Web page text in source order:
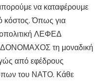
να καταφέρουμε
κόστος. Όπως για
ΛΕΦΕΔ
τη μοναδική
από εφέδρους
του ΝΑΤΟ. Κάθε